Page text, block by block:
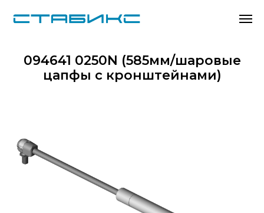
094641 0250N (585мм/шаровые
цапфы с кронштейнами)